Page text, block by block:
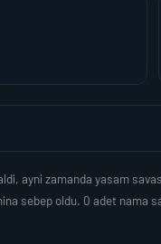
ayni zamanda yasam
sebep oldu. 0 adet nama